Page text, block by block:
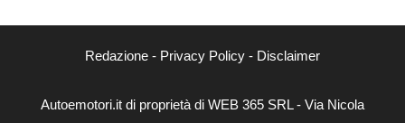
Redazione - Privacy Policy - Disclaimer
Autoemotori.it di proprietà di WEB 365 SRL - Via Nicola